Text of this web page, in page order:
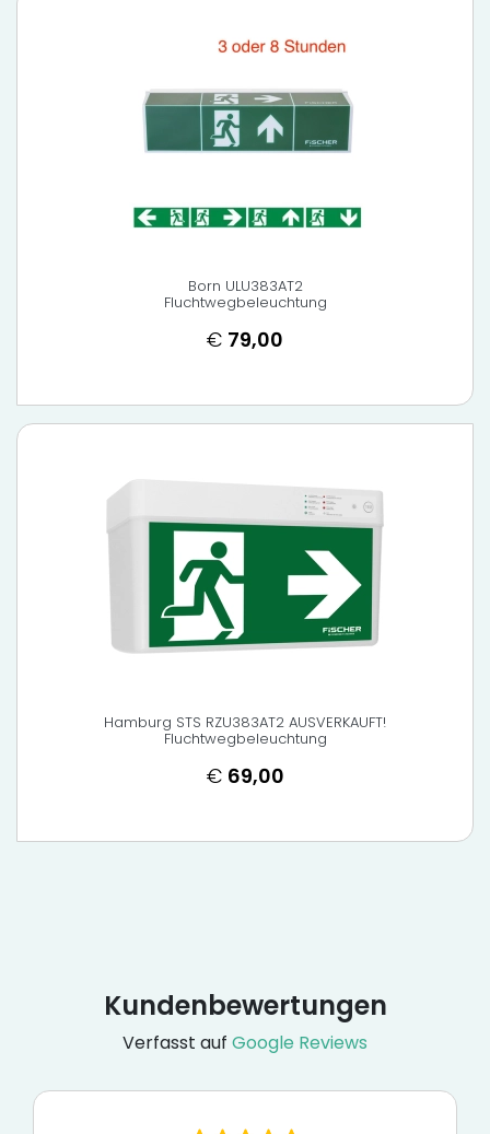
Born ULU383AT2
Fluchtwegbeleuchtung
€ 79,00
Hamburg STS RZU383AT2 AUSVERKAUFT!
Fluchtwegbeleuchtung
€ 69,00
Kundenbewertungen
Verfasst auf Google Reviews